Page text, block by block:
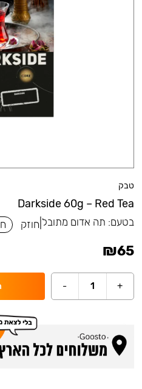
טבק
Darkside 60g – Red Tea
בטעם: תה אדום מתובל חוזק
₪65
+
1
-